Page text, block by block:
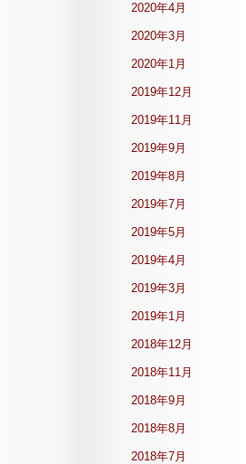
2020年4月
2020年3月
2020年1月
2019年12月
2019年11月
2019年9月
2019年8月
2019年7月
2019年5月
2019年4月
2019年3月
2019年1月
2018年12月
2018年11月
2018年9月
2018年8月
2018年7月